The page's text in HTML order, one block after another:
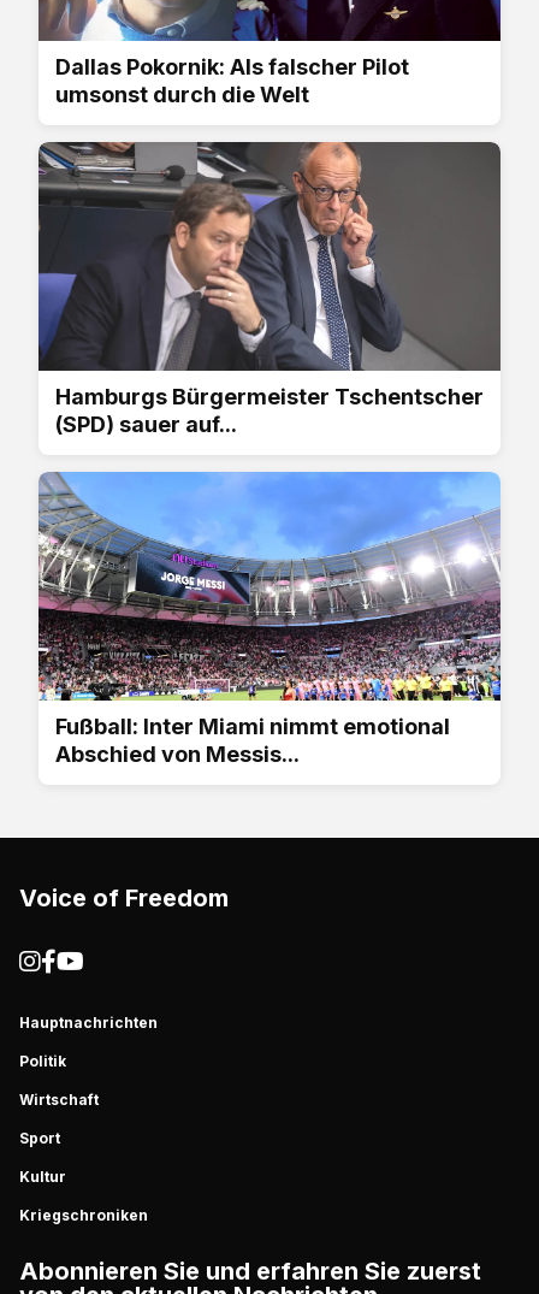
Dallas Pokornik: Als falscher Pilot
umsonst durch die Welt
Hamburgs Bürgermeister Tschentscher
(SPD) sauer auf...
Fußball: Inter Miami nimmt emotional
Abschied von Messis...
Voice of Freedom
Hauptnachrichten
Politik
Wirtschaft
Sport
Kultur
Kriegschroniken
Abonnieren Sie und erfahren Sie zuerst